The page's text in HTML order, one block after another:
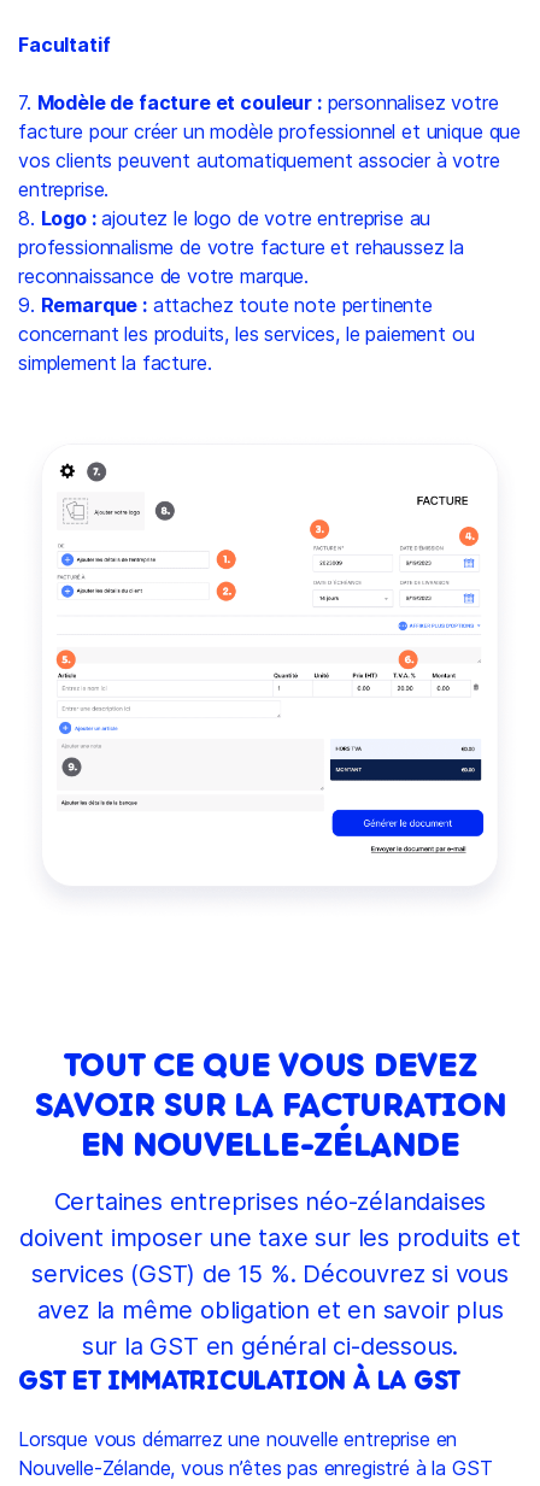
Facultatif
7. Modèle de facture et couleur :personnalisez votre
facture pour créer un modèle professionnel et unique que
vos clients peuvent automatiquement associer à votre
entreprise.
8. Logo :ajoutez le logo de votre entreprise au
professionnalisme de votre facture et rehaussez la
reconnaissance de votre marque.
9. Remarque :attachez toute note pertinente
concernant les produits, les services, le paiement ou
simplement la facture.
TOUT CE QUE VOUS DEVEZ
SAVOIR SUR LA FACTURATION
EN NOUVELLE-ZÉLANDE
Certaines entreprises néo-zélandaises
doivent imposer une taxe sur les produits et
services (GST) de 15 %. Découvrez si vous
avez la même obligation et en savoir plus
sur la GST en général ci-dessous.
GST ET IMMATRICULATION À LA GST
Lorsque vous démarrez une nouvelle entreprise en
Nouvelle-Zélande, vous n’êtes pas enregistré à la GST